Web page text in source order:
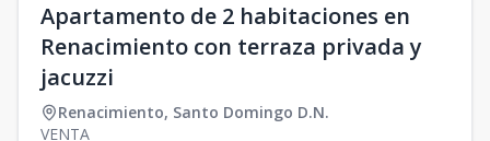
Apartamento de 2 habitaciones en
Renacimiento con terraza privada y
jacuzzi
Renacimiento, Santo Domingo D.N.
VENTA